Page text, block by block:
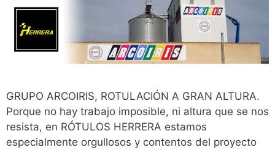
GRUPO ARCOIRIS, ROTULACIÓN A GRAN ALTURA.
Porque no hay trabajo imposible, ni altura que se nos
resista, en RÓTULOS HERRERA estamos
especialmente orgullosos y contentos del proyecto